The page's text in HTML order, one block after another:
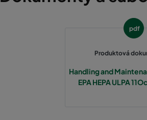
pdf
Produktová
Handling and
EPA HEPA ULPA